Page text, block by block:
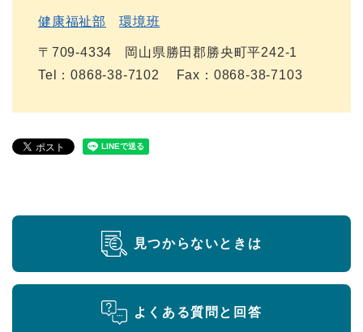
健康福祉部 環境班
〒709-4334
岡山県勝田郡勝央町平242-1
Tel：0868-38-7102
Fax：0868-38-7103
見つからないときは
よくある質問と回答